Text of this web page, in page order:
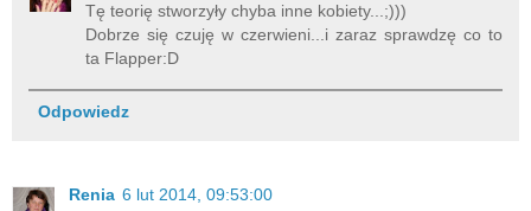
Tę teorię stworzyły chyba inne kobiety...;)))
Dobrze się czuję w czerwieni...i zaraz sprawdzę co to
ta Flapper:D
Odpowiedz
Renia 6 lut 2014, 09:53:00